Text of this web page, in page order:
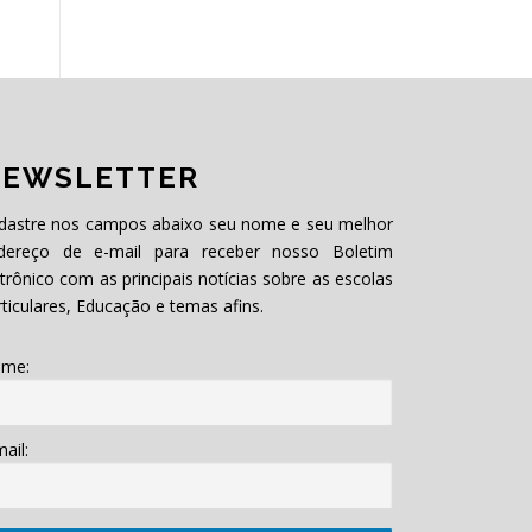
nos campos abaixo seu nome e seu melhor
de e-mail para receber nosso Boletim
com as principais notícias sobre as escolas
Educação e temas afins.